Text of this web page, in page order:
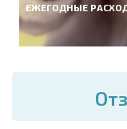
ЕЖЕГОДНЫЕ